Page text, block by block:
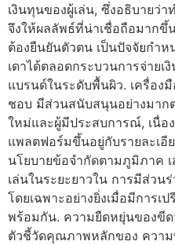
เงินทุนของผู้เล่น, ซึ่งอธิบายว่
จึงให้ผลลัพธ์ที่น่าเชื่อถือมากขึ้
ต้องยืนยันตัวตน เป็นปัจจัยกำ
เดาได้ตลอดกระบวนการจ่ายเ
แบรนด์ในระดับพื้นผิว. เครื่อง
ชอบ มีส่วนสนับสนุนอย่างมาก
ใหม่และผู้มีประสบการณ์, เนื่อ
แพลตฟอร์มขึ้นอยู่กับรายละเอี
นโยบายข้อจำกัดตามภูมิภาค เ
เล่นในระยะยาวใน การมีส่วน
โดยเฉพาะอย่างยิ่งเมื่อมีการเ
พร้อมกัน. ความยืดหยุ่นของขีด
ตัวชี้วัดคุณภาพหลักของ ความ